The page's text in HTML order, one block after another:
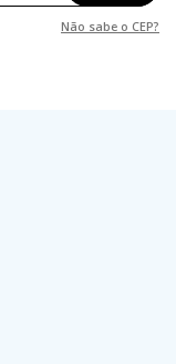
Não sabe o CEP?